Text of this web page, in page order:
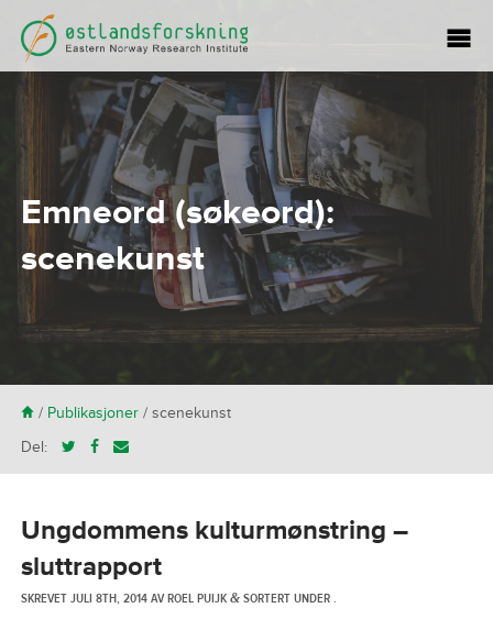
Emneord (søkeord):
scenekunst
H/ Publikasjoner/ scenekunst
Del:
Ungdommens kulturmønstring –
sluttrapport
SKREVETJULI 8TH, 2014AVROEL PUIJK &SORTERT UNDER .